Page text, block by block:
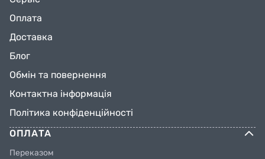
Оплата
Доставка
Блог
Обмін та повернення
Контактна інформація
Політика конфіденційності
ОПЛАТА
Переказом